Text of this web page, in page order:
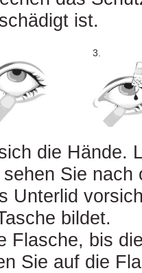
ist.
3.
die Hände.
Sie nach
Unterlid
bildet.
Flasche, bis
Sie auf die